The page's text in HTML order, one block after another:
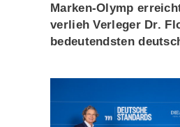
Marken-Olymp
verlieh Verleger Dr.
bedeutendsten